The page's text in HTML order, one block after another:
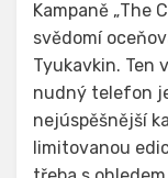
Kampaně „The
svědomí
Tyukavkin. Ten
nudný telefon
nejúspěšnější
limitovanou